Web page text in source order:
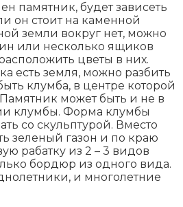
памятник, будет зависеть
он стоит на каменной
земли вокруг нет, можно
или несколько ящиков
цветы в них.
есть земля, можно разбить
клумба, в центре которой
может быть и не в
клумбы. Форма клумбы
со скульптурой. Вместо
зеленый газон и по краю
рабатку из 2 – 3 видов
бордюр из одного вида.
и многолетние